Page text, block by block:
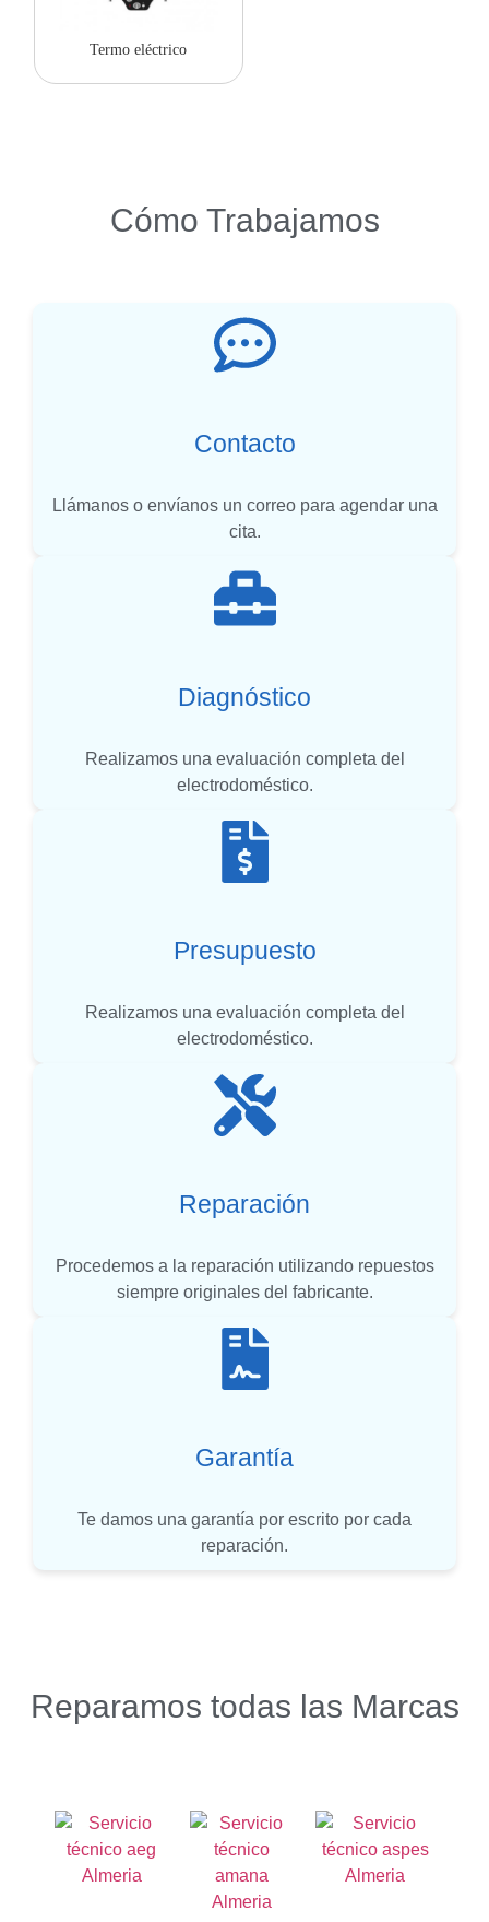
Termo eléctrico
Cómo Trabajamos
Contacto
Llámanos o envíanos un correo para agendar una
cita.
Diagnóstico
Realizamos una evaluación completa del
electrodoméstico.
Presupuesto
Realizamos una evaluación completa del
electrodoméstico.
Reparación
Procedemos a la reparación utilizando repuestos
siempre originales del fabricante.
Garantía
Te damos una garantía por escrito por cada
reparación.
Reparamos todas las Marcas